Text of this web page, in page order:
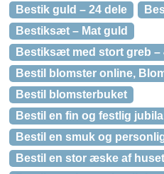
Bestik guld – 24 dele
Bestiksæt – Mat guld
Bestiksæt med stort greb –
Bestil blomster online,
Bestil blomsterbuket
Bestil en fin og festlig
Bestil en smuk og
Bestil en stor æske af